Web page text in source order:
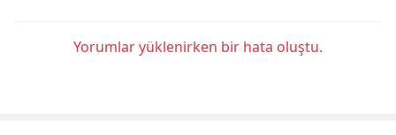
Yorumlar yüklenirken bir hata oluştu.